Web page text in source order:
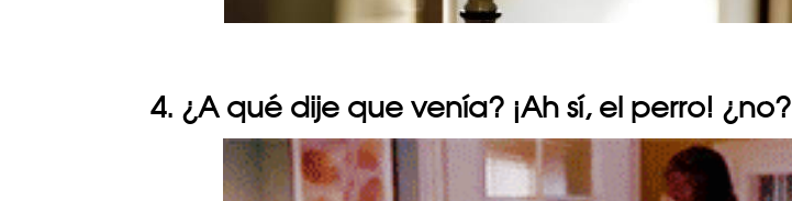
4. ¿A qué dije que venía? ¡Ah sí, el perro! ¿no?